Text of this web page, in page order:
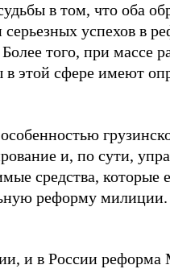
в том, что оба
серьезных успехов в
того, при массе
этой сфере имеют
и, по сути,
средства,
реформу милиции.
и в России реформа